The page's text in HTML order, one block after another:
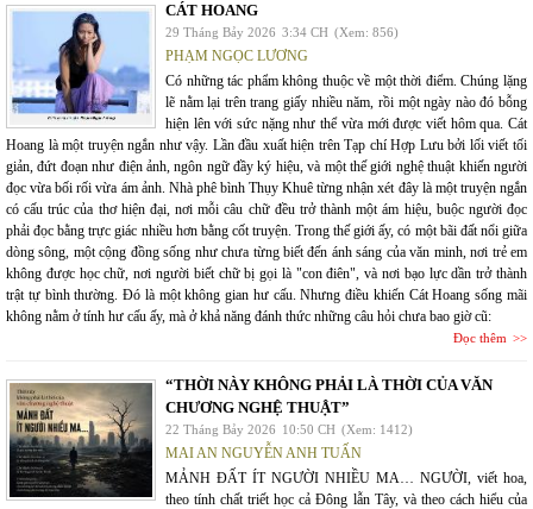
CÁT HOANG
29 Tháng Bảy 2026 3:34 CH (Xem: 856)
PHẠM NGỌC LƯƠNG
Có những tác phẩm không thuộc về một thời điểm. Chúng lặng
lẽ nằm lại trên trang giấy nhiều năm, rồi một ngày nào đó bỗng
hiện lên với sức nặng như thể vừa mới được viết hôm qua. Cát
Hoang là một truyện ngắn như vậy. Lần đầu xuất hiện trên Tạp chí Hợp Lưu bởi lối viết tối
giản, đứt đoạn như điện ảnh, ngôn ngữ đầy ký hiệu, và một thế giới nghệ thuật khiến người
đọc vừa bối rối vừa ám ảnh. Nhà phê bình Thụy Khuê từng nhận xét đây là một truyện ngắn
có cấu trúc của thơ hiện đại, nơi mỗi câu chữ đều trở thành một ám hiệu, buộc người đọc
phải đọc bằng trực giác nhiều hơn bằng cốt truyện. Trong thế giới ấy, có một bãi đất nổi giữa
dòng sông, một cộng đồng sống như chưa từng biết đến ánh sáng của văn minh, nơi trẻ em
không được học chữ, nơi người biết chữ bị gọi là "con điên", và nơi bạo lực dần trở thành
trật tự bình thường. Đó là một không gian hư cấu. Nhưng điều khiến Cát Hoang sống mãi
không nằm ở tính hư cấu ấy, mà ở khả năng đánh thức những câu hỏi chưa bao giờ cũ:
Đọc thêm
“THỜI NÀY KHÔNG PHẢI LÀ THỜI CỦA VĂN
CHƯƠNG NGHỆ THUẬT”
22 Tháng Bảy 2026 10:50 CH (Xem: 1412)
MAI AN NGUYỄN ANH TUẤN
MẢNH ĐẤT ÍT NGƯỜI NHIỀU MA… NGƯỜI, viết hoa,
theo tính chất triết học cả Đông lẫn Tây, và theo cách hiểu của